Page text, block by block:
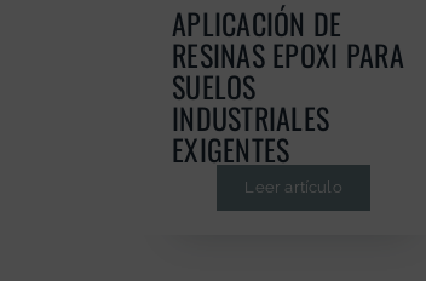
APLICACIÓN DE
RESINAS EPOXI PARA
SUELOS
INDUSTRIALES
EXIGENTES
Leer artículo